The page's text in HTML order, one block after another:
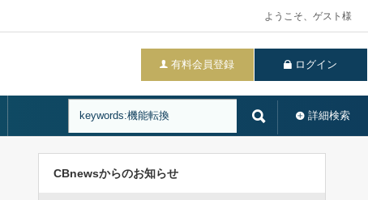
ようこそ、ゲスト様
有料会員登録 ログイン
詳細検索
CBnewsからのお知らせ